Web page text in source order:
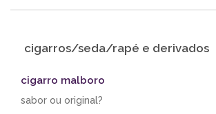
cigarros/seda/rapé e derivados
cigarro malboro
sabor ou original?